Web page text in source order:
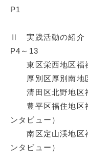
P1
Ⅱ 実践活
P4～13
東区栄西地区福
厚別区厚別南地
清田区北野地区
豊平区福住地区福
ンタビュー）
南区定山渓地区福
ンタビュー）